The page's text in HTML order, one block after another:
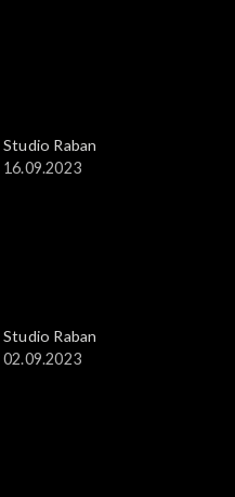
Studio Raban
16.09.2023
Studio Raban
02.09.2023